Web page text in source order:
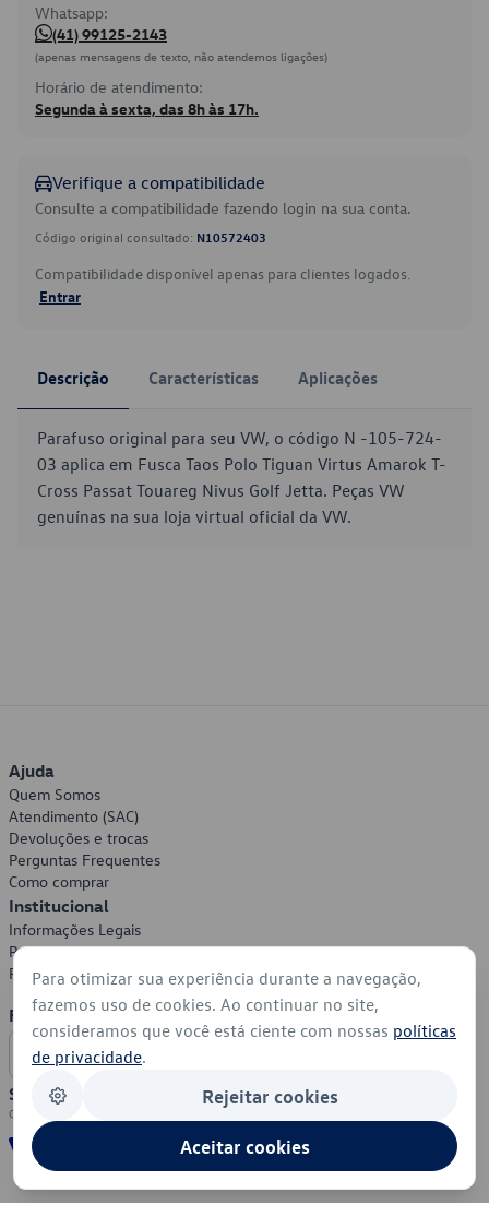
Whatsapp:
(41) 99125-2143
(apenas mensagens de texto, não atendemos ligações)
Horário de atendimento:
Segunda à sexta, das 8h às 17h.
Verifique a compatibilidade
Consulte a compatibilidade fazendo login na sua conta.
Código original consultado: N10572403
Compatibilidade disponível apenas para clientes logados.
Entrar
Descrição Características Aplicações
Parafuso original para seu VW, o código N -105-724-
03 aplica em Fusca Taos Polo Tiguan Virtus Amarok T-
Cross Passat Touareg Nivus Golf Jetta. Peças VW
genuínas na sua loja virtual oficial da VW.
Ajuda
Quem Somos
Atendimento (SAC)
Devoluções e trocas
Perguntas Frequentes
Como comprar
Institucional
Informações Legais
Política de Privacidade
Política de Cookies
Formas de Pagamento
Segurança
Para otimizar sua experiência durante a navegação,
fazemos uso de cookies. Ao continuar no site,
consideramos que você está ciente com nossas políticas
de privacidade.
Rejeitar cookies
Aceitar cookies